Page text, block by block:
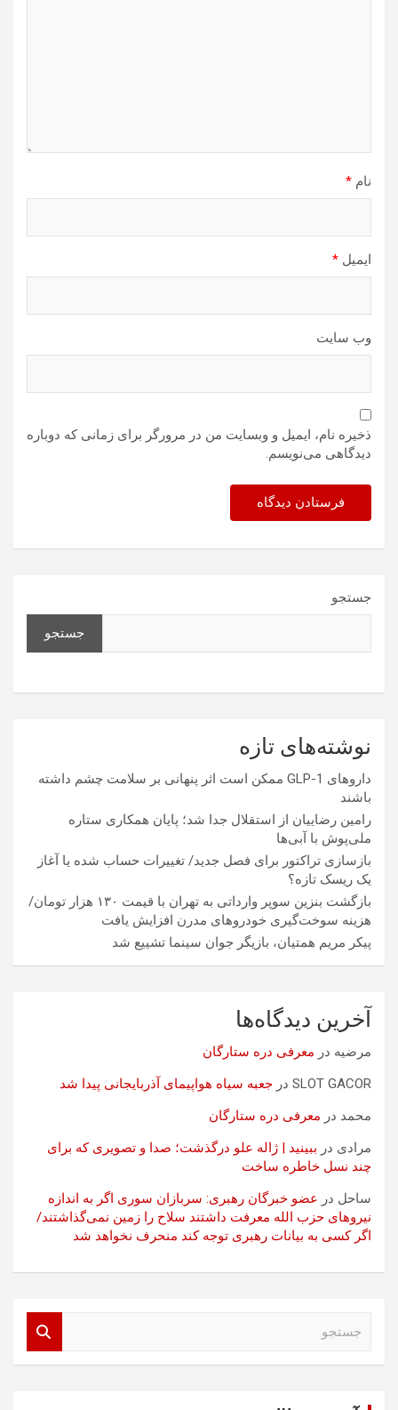
نام *
ایمیل *
وب‌ سایت
ذخیره نام، ایمیل و وبسایت من در مرورگر برای زمانی که دوباره
دیدگاهی می‌نویسم.
جستجو
جستجو
نوشته‌های تازه
داروهای GLP-1 ممکن است اثر پنهانی بر سلامت چشم داشته
باشند
رامین رضاییان از استقلال جدا شد؛ پایان همکاری ستاره
ملی‌پوش با آبی‌ها
بازسازی تراکتور برای فصل جدید/ تغییرات حساب شده یا آغاز
یک ریسک تازه؟
بازگشت بنزین سوپر وارداتی به تهران با قیمت ۱۳۰ هزار تومان/
هزینه سوخت‌گیری خودرو‌های مدرن افزایش یافت
پیکر مریم همتیان، بازیگر جوان سینما تشییع شد
آخرین دیدگاه‌ها
مرضیه در معرفی دره ستارگان
SLOT GACOR در جعبه سیاه هواپیمای آذربایجانی پیدا شد
محمد در معرفی دره ستارگان
مرادی در ببینید | ژاله علو درگذشت؛ صدا و تصویری که برای
چند نسل خاطره ساخت
ساحل در عضو خبرگان رهبری: سربازان سوری اگر به اندازه
نیروهای حزب الله معرفت داشتند سلاح را زمین نمی‌گذاشتند/
اگر کسی به بیانات رهبری توجه کند منحرف نخواهد شد